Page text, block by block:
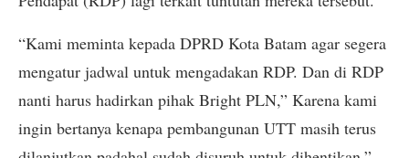
“Kami meminta kepada DPRD Kota Batam agar segera
mengatur jadwal untuk mengadakan RDP. Dan di RDP
nanti harus hadirkan pihak Bright PLN,” Karena kami
ingin bertanya kenapa pembangunan UTT masih terus